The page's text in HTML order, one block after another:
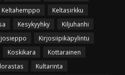
Keltahemppo
Keltasirkku
Kesykyyhky
Kiljuhanhi
Kirjosiipikäpylintu
Koskikara
Kottarainen
Kultarinta